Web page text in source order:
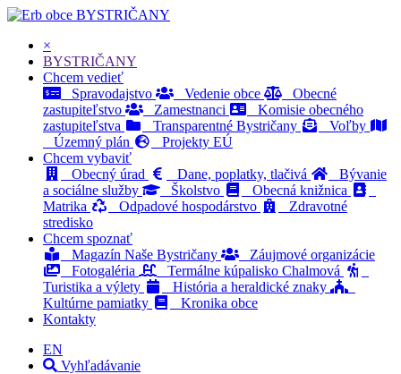
BYSTRIČANY
×
BYSTRIČANY
Chcem vedieť
Spravodajstvo
Vedenie obce
Obecné
zastupiteľstvo
Zamestnanci
Komisie obecného
zastupiteľstva
Transparentné Bystričany
Voľby
Územný plán
Projekty EÚ
Chcem vybaviť
Obecný úrad
Dane, poplatky, tlačivá
Bývanie
a sociálne služby
Školstvo
Obecná knižnica
Matrika
Odpadové hospodárstvo
Zdravotné
stredisko
Chcem spoznať
Magazín Naše Bystričany
Záujmové organizácie
Fotogaléria
Termálne kúpalisko Chalmová
Turistika a výlety
História a heraldické znaky
Kultúrne pamiatky
Kronika obce
Kontakty
EN
Vyhľadávanie